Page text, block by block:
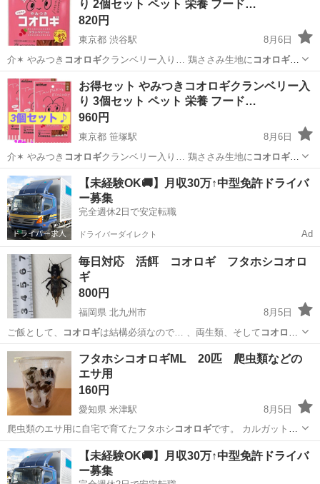
工場のお仕事 ◇コネクタ製造工...り 2個セット ペット 栄養 フード…
820円
東京都 渋谷駅
8月6日
介✶ やみつき コオロギ クランベリー入り… 鶏ささみ生地に コオロギパ
ウダーを入れ雑…
東京 渋谷区 渋谷駅 その他
お得セット やみつきコオロギクランベリー入
り 3個セット ペット 栄養 フード…
960円
東京都 笹塚駅
8月6日
介✶ やみつき コオロギ クランベリー入り… 鶏ささみ生地に コオロギパ
ウダーを入れ雑…
東京 渋谷区 笹塚駅 その他 コオロギ
【未経験OK🚚】月収30万↑中型免許ドライバ
ー募集
完全週休2日で安定転職
ドライバーダイレクト Ad
毎日対応 活餌 コオロギ フタホシコオロ
ギ
800円
福岡県 北九州市
8月5日
ご飯として、
コオロギは結構必須なので… 、両生類、そして コオロギ
を飼育してまっす… 無事に上陸して、コオロギのピンヘッドが必… 気
になるコオロギ のサイズとお値段…
福岡 北九州市
フタホシコオロギML 20匹 爬虫類などの
エサ用
160円
愛知県 米津駅
8月5日
爬虫類のエサ用に自宅で育てたフタホシ コオロギです。 カルガットを
食べさせて育てて…
愛知 西尾市 米津駅 その他
【未経験OK🚚】月収30万↑中型免許ドライバ
ー募集